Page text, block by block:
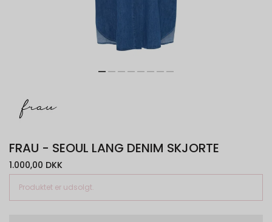
FRAU - SEOUL LANG DENIM SKJORTE
1.000,00 DKK
Produktet er udsolgt.